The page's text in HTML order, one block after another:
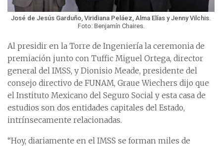
José de Jesús Garduño, Viridiana Peláez, Alma Elías y Jenny Vilchis.
Foto: Benjamín Chaires.
Al presidir en la Torre de Ingeniería la ceremonia de
premiación junto con Tuffic Miguel Ortega, director
general del IMSS, y Dionisio Meade, presidente del
consejo directivo de FUNAM, Graue Wiechers dijo que
el Instituto Mexicano del Seguro Social y esta casa de
estudios son dos entidades capitales del Estado,
intrínsecamente relacionadas.
“Hoy, diariamente en el IMSS se forman miles de